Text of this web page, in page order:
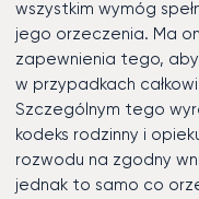
wszystkim wymóg
jego orzeczenia. Ma
zapewnienia tego, aby
w przypadkach
Szczególnym tego
kodeks rodzinny i
rozwodu na zgodny
jednak to samo co